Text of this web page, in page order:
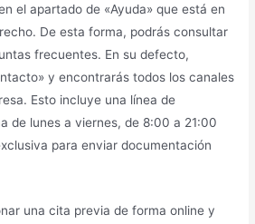
el apartado de «Ayuda» que está en
De esta forma, podrás consultar
frecuentes. En su defecto,
y encontrarás todos los canales
Esto incluye una línea de
de lunes a viernes, de 8:00 a 21:00
para enviar documentación
una cita previa de forma online y